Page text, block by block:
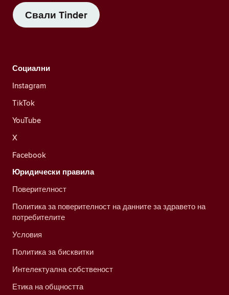
Свали Tinder
Социални
Instagram
TikTok
YouTube
X
Facebook
Юридически правила
Поверителност
Политика за поверителност на данните за здравето на
потребителите
Условия
Политика за бисквитки
Интелектуална собственост
Етика на общността